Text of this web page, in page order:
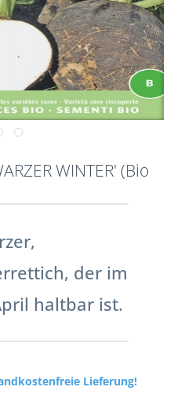
WINTER' (Bio
der im
haltbar ist.
Lieferung!